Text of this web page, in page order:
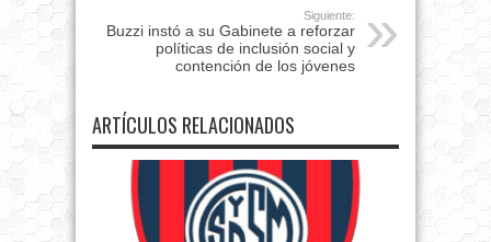
Siguiente:
Buzzi instó a su Gabinete a reforzar
políticas de inclusión social y
contención de los jóvenes
ARTÍCULOS RELACIONADOS